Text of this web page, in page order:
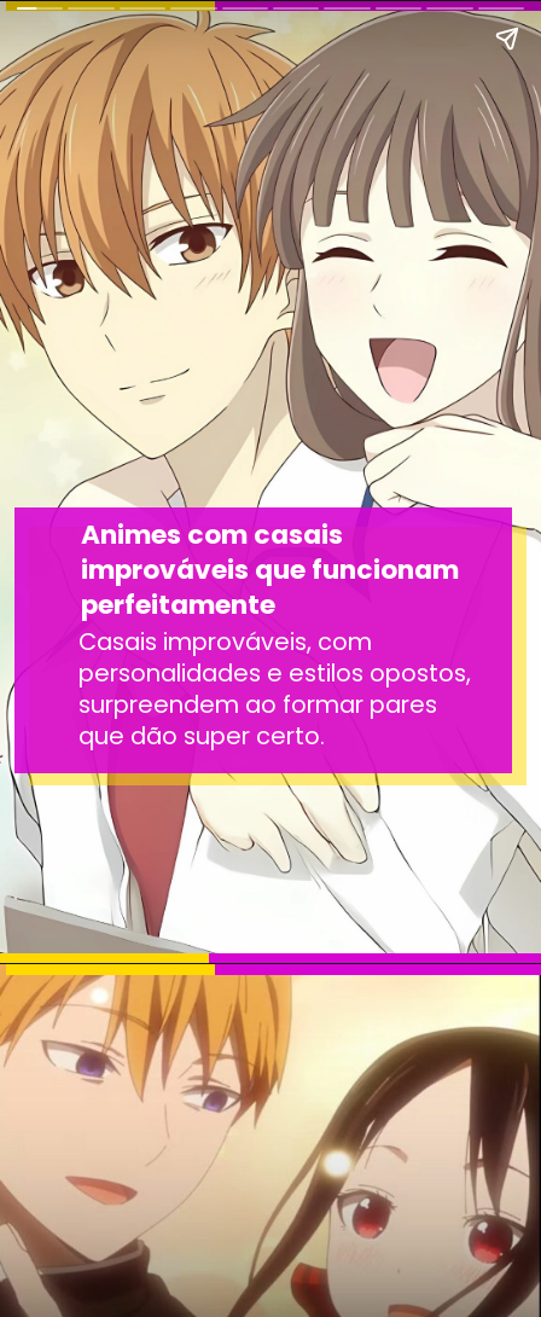
Animes com casais
improváveis que funcionam
perfeitamente
Casais improváveis, com
personalidades e estilos opostos,
surpreendem ao formar pares
que dão super certo.